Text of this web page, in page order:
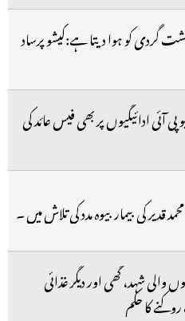
گردی کو ہوا دیتا ہے:کیشو پرساد
آئی ادائیگیوں پر بھی فیس عائد کی
قدیر کی بیمار بیوہ مدد کی تلاش میں ۔
دعووں والی شہد، گھی اور دیگر غذائی
کا حکم